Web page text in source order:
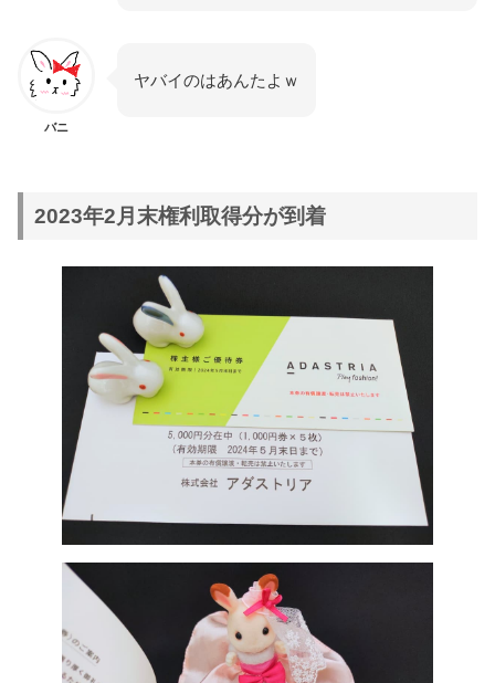
バニ
ヤバイのはあんたよｗ
2023年2月末権利取得分が到着